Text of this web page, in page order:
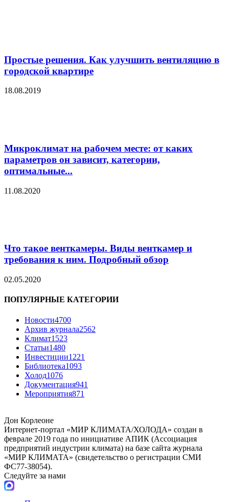
Простые решения. Как улучшить вентиляцию в
городской квартире
18.08.2019
Микроклимат на рабочем месте: от каких
параметров он зависит, категории,
оптимальные...
11.08.2020
Что такое венткамеры. Виды венткамер и
требования к ним. Подробный обзор
02.05.2020
ПОПУЛЯРНЫЕ КАТЕГОРИИ
Новости4700
Архив журнала2562
Климат1523
Статьи1480
Инвестиции1221
Библиотека1093
Холод1076
Документация941
Мероприятия871
Дон Корлеоне
Интернет-портал «МИР КЛИМАТА/ХОЛОДА» создан в
феврале 2019 года по инициативе АПИК (Ассоциация
предприятий индустрии климата) на базе сайта журнала
«МИР КЛИМАТА» (свидетельство о регистрации СМИ
ФС77-38054).
Следуйте за нами